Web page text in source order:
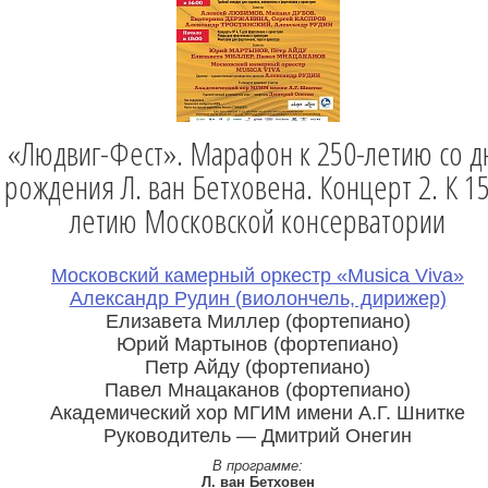
«Людвиг-Фест». Марафон к 250-летию со
рождения Л. ван Бетховена. Концерт 2. К
летию Московской консерватории
Московский камерный оркестр «Musica Viva»
Александр Рудин (виолончель, дирижер)
Елизавета Миллер (фортепиано)
Юрий Мартынов (фортепиано)
Петр Айду (фортепиано)
Павел Мнацаканов (фортепиано)
Академический хор МГИМ имени А.Г. Шнитке
Руководитель — Дмитрий Онегин
В программе:
Л. ван Бетховен